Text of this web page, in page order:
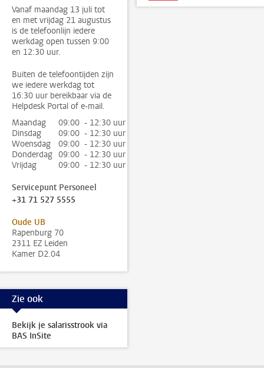
Vanaf maandag 13 juli tot
en met vrijdag 21 augustus
is de telefoonlijn iedere
werkdag open tussen 9:00
en 12:30 uur.
Buiten de telefoontijden zijn
we iedere werkdag tot
16:30 uur bereikbaar via de
Helpdesk Portal of e-mail.
Maandag
09:00 - 12:30 uur
Dinsdag
09:00 - 12:30 uur
Woensdag
09:00 - 12:30 uur
Donderdag 09:00 - 12:30 uur
Vrijdag
09:00 - 12:30 uur
Servicepunt Personeel
+31 71 527 5555
Oude UB
Rapenburg 70
2311 EZ Leiden
Kamer D2.04
Zie ook
Bekijk je salarisstrook via
BAS InSite